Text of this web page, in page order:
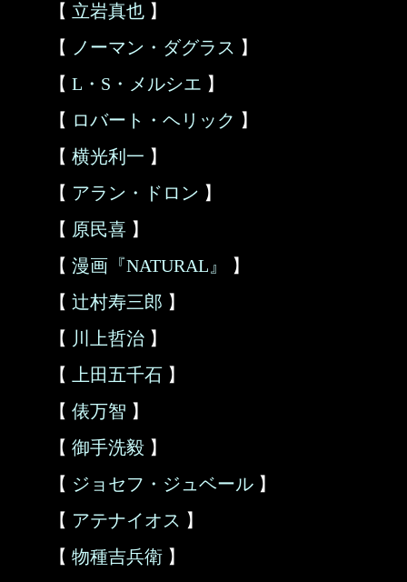
【 立岩真也 】
【 ノーマン・ダグラス 】
【 L・S・メルシエ 】
【 ロバート・ヘリック 】
【 横光利一 】
【 アラン・ドロン 】
【 原民喜 】
【 漫画『NATURAL』
】
【 辻村寿三郎 】
【 川上哲治 】
【
上田五千石 】
【 俵万智 】
【 御手洗毅 】
【 ジョセフ・ジュベール 】
【 アテナイオス 】
【 物種吉兵衛 】